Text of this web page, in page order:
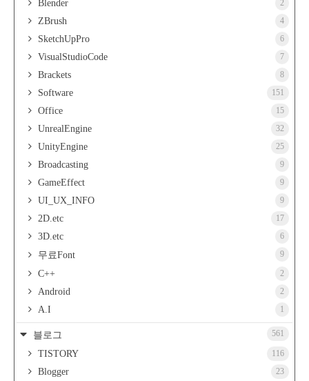
Blender 2
ZBrush 4
SketchUpPro 6
VisualStudioCode 7
Brackets 8
Software 151
Office 15
UnrealEngine 32
UnityEngine 25
Broadcasting 9
GameEffect 9
UI_UX_INFO 9
2D.etc 17
3D.etc 6
무료Font 9
C++ 2
Android 2
A.I 1
블로그 561
TISTORY 116
Blogger 23